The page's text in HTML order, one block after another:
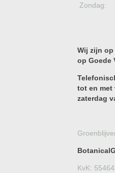
Zondag:
Wij zijn
op Goede
tot en met
zaterdag
KvK: